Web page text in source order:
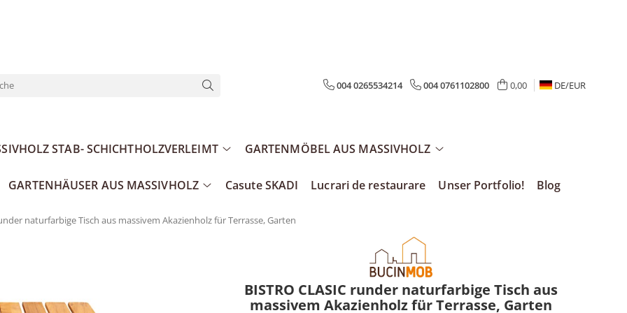
004 0265534214 004 0761102800 0,00 DE/EUR
STAB- SCHICHTHOLZVERLEIMT GARTENMÖBEL AUS MASSIVHOLZ
GARTENHÄUSER AUS MASSIVHOLZ Casute SKADI Lucrari de restaurare Unser Portfolio! Blog
naturfarbige Tisch aus massivem Akazienholz für Terrasse, Garten
BISTRO CLASIC runder naturfarbige Tisch aus
massivem Akazienholz für Terrasse, Garten